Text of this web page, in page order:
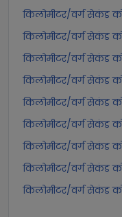
किलोमीटर/वर्ग सेकंड
किलोमीटर/वर्ग सेकंड
किलोमीटर/वर्ग सेकंड
किलोमीटर/वर्ग सेकंड
किलोमीटर/वर्ग सेकंड
किलोमीटर/वर्ग सेकंड
किलोमीटर/वर्ग सेकंड
किलोमीटर/वर्ग सेकंड
किलोमीटर/वर्ग सेकंड